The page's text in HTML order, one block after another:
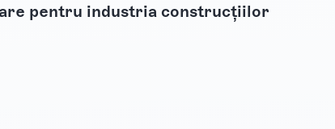
pentru industria construcțiilor